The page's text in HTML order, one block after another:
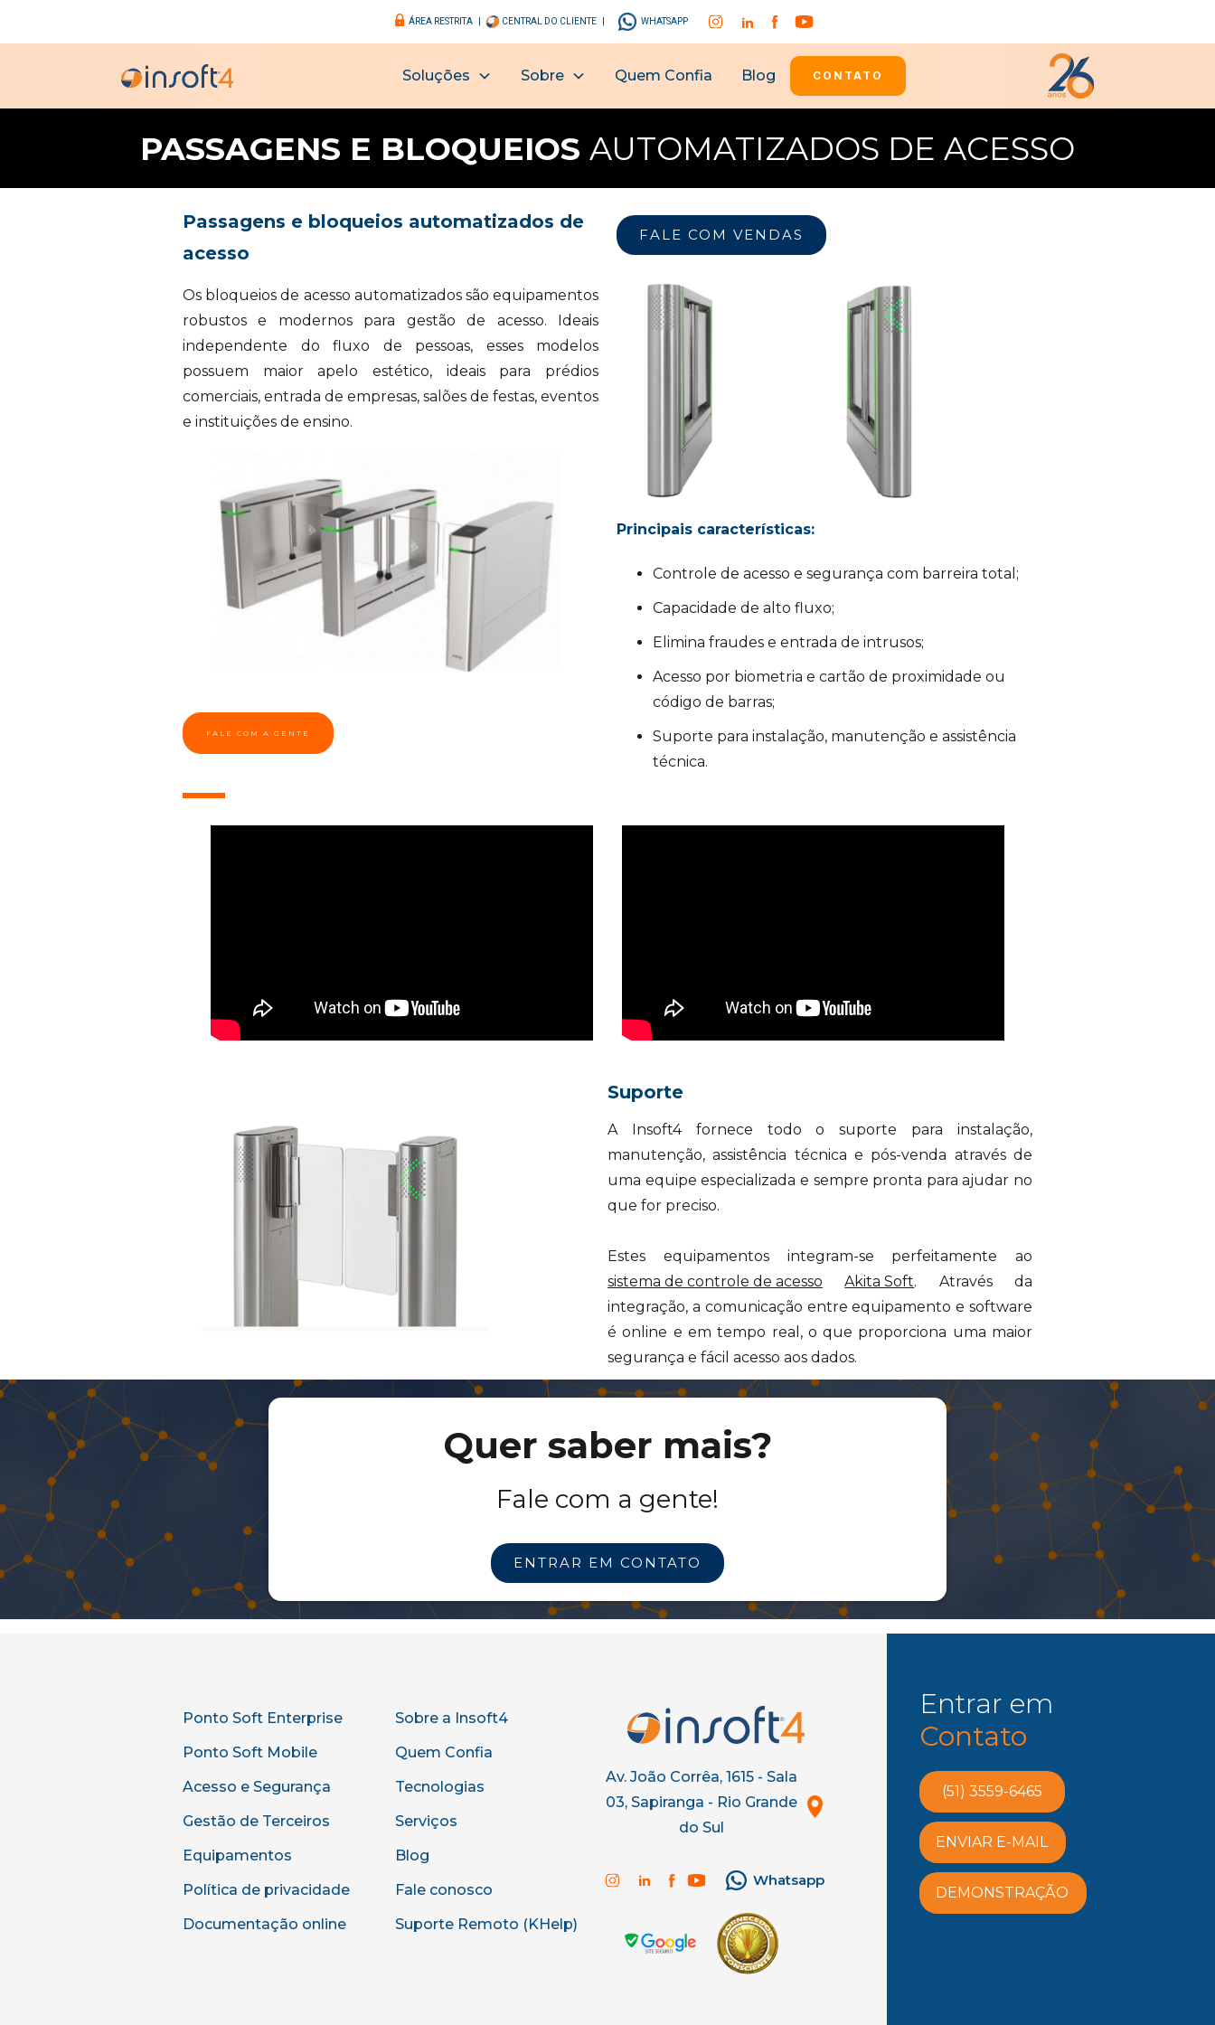
ÁREA RESTRITA | CENTRAL DO CLIENTE | WHATSAPP
Soluções Sobre Quem Confia Blog CONTATO
PASSAGENS E BLOQUEIOS AUTOMATIZADOS DE ACESSO
Passagens e bloqueios automatizados de
acesso
Os bloqueios de acesso automatizados são equipamentos
robustos e modernos para gestão de acesso. Ideais
independente do fluxo de pessoas, esses modelos
possuem maior apelo estético, ideais para prédios
comerciais, entrada de empresas, salões de festas, eventos
e instituições de ensino.
FALE COM A GENTE
FALE COM VENDAS
Principais características:
Controle de acesso e segurança com barreira total;
Capacidade de alto fluxo;
Elimina fraudes e entrada de intrusos;
Acesso por biometria e cartão de proximidade ou
código de barras;
Suporte para instalação, manutenção e assistência
técnica.
Suporte
A Insoft4 fornece todo o suporte para instalação,
manutenção, assistência técnica e pós-venda através de
uma equipe especializada e sempre pronta para ajudar no
que for preciso.
Estes equipamentos integram-se perfeitamente ao
sistema de controle de acesso
Akita Soft. Através da
integração, a comunicação entre equipamento e software
é online e em tempo real, o que proporciona uma maior
segurança e fácil acesso aos dados.
Quer saber mais?
Fale com a gente!
ENTRAR EM CONTATO
Ponto Soft Enterprise
Ponto Soft Mobile
Acesso e Segurança
Gestão de Terceiros
Equipamentos
Política de privacidade
Documentação online
Sobre a Insoft4
Quem Confia
Tecnologias
Serviços
Blog
Fale conosco
Suporte Remoto (KHelp)
Av. João Corrêa, 1615 - Sala
03, Sapiranga - Rio Grande
do Sul
Whatsapp
Entrar em
Contato
(51) 3559-6465
ENVIAR E-MAIL
DEMONSTRAÇÃO